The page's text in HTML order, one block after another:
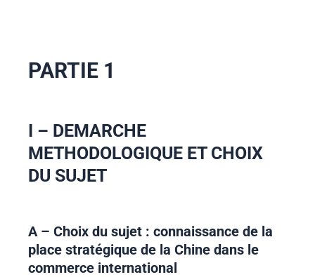
PARTIE 1
I – DEMARCHE
METHODOLOGIQUE ET CHOIX
DU SUJET
A – Choix du sujet : connaissance de la
place stratégique de la Chine dans le
commerce international